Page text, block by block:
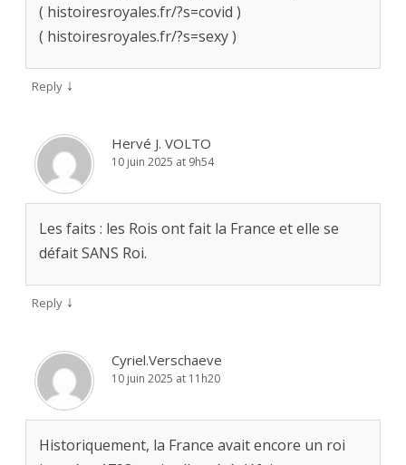
( histoiresroyales.fr/?s=covid )
( histoiresroyales.fr/?s=sexy )
Reply ↓
Hervé J. VOLTO
10 juin 2025 at 9h54
Les faits : les Rois ont fait la France et elle se
défait SANS Roi.
Reply ↓
Cyriel.Verschaeve
10 juin 2025 at 11h20
Historiquement, la France avait encore un roi